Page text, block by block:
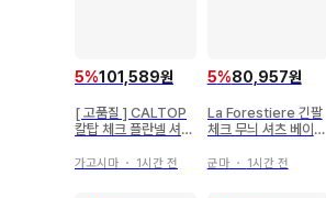
5%101,589원
[ 고품질 ] CALTOP
칼탑 체크 플란넬 셔츠
가고시마 ・ 1시간 전
5%80,957원
La Forestiere 긴팔
체크 무늬 셔츠 베이지
군마・ 1시간 전